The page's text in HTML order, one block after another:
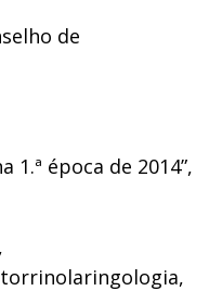
de
época de 2014”,